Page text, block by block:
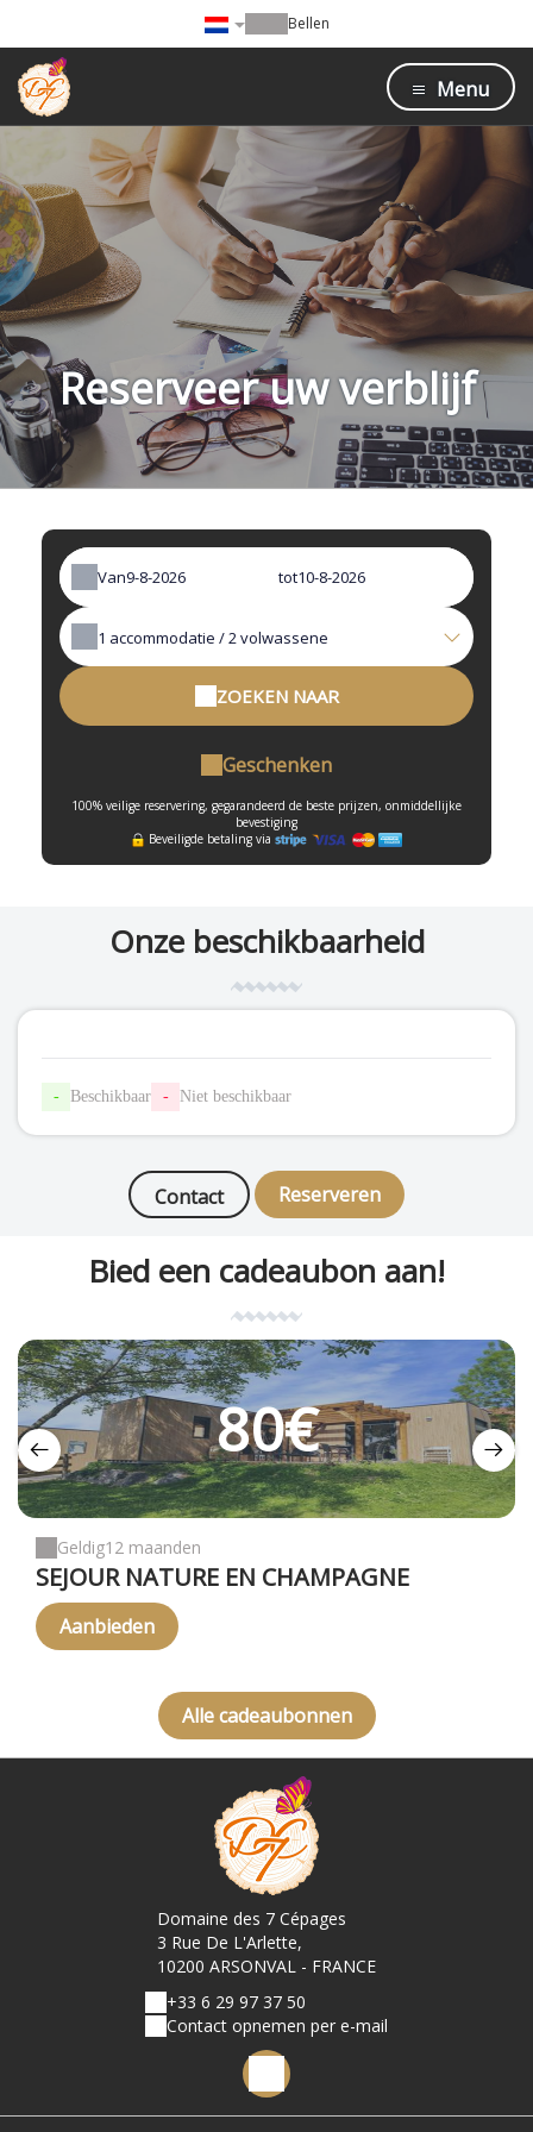
Bellen
Menu
Reserveer uw verblijf
Van tot
1 accommodatie /2volwassene
ZOEKEN NAAR
Geschenken
100% veilige reservering, gegarandeerd de beste prijzen, onmiddellijke
bevestiging
Beveiligde betaling via
Onze beschikbaarheid
- Beschikbaar - Niet beschikbaar
Contact Reserveren
Bied een cadeaubon aan!
80€
Geldig12 maanden
SEJOUR NATURE EN CHAMPAGNE
Aanbieden
110€
Geldig8 maanden
100€
Geldig8 maanden
Alle cadeaubonnen
Domaine des 7 Cépages
3 Rue De L'Arlette,
10200 ARSONVAL - FRANCE
+33 6 29 97 37 50
Contact opnemen per e-mail